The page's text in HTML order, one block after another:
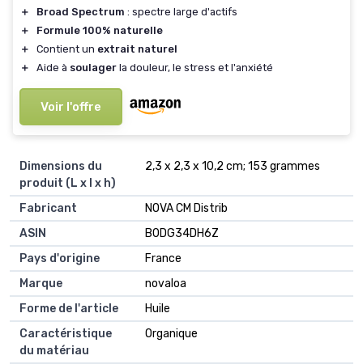
＋
Broad Spectrum : spectre large d'actifs
＋
Formule 100% naturelle
＋
Contient un extrait naturel
＋
Aide à soulager la douleur, le stress et l'anxiété
Voir l'offre
Dimensions du
produit (L x l x h)
2,3 x 2,3 x 10,2 cm; 153 grammes
Fabricant
NOVA CM Distrib
ASIN
B0DG34DH6Z
Pays d'origine
France
Marque
novaloa
Forme de l'article
Huile
Caractéristique
du matériau
Organique